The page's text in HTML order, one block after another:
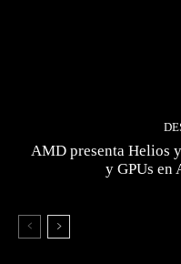
AMD presenta Helios
y GPUs en